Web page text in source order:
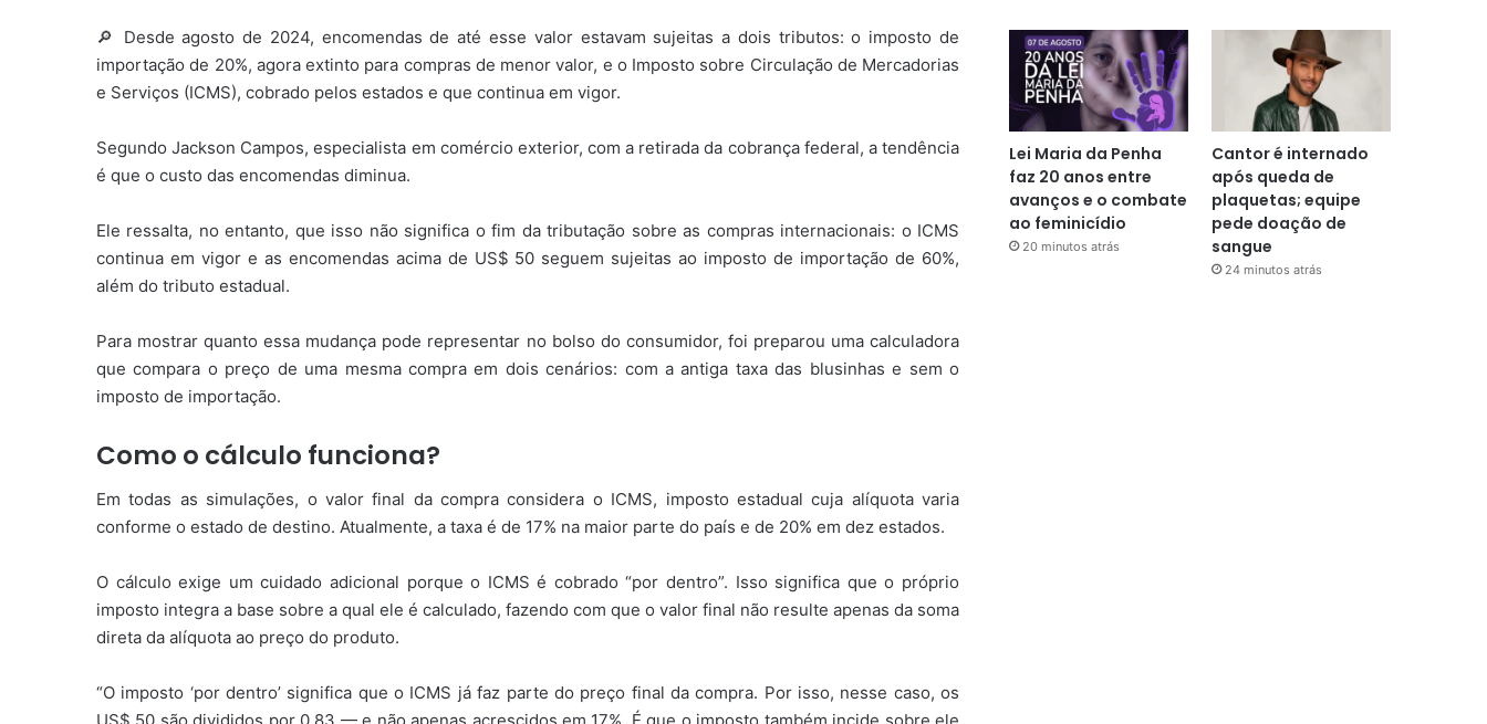
🔎 Desde agosto de 2024, encomendas de até esse valor estavam sujeitas a dois tributos: o imposto de
importação de 20%, agora extinto para compras de menor valor, e o Imposto sobre Circulação de Mercadorias
e Serviços (ICMS), cobrado pelos estados e que continua em vigor.
Segundo Jackson Campos, especialista em comércio exterior, com a retirada da cobrança federal, a tendência
é que o custo das encomendas diminua.
Ele ressalta, no entanto, que isso não significa o fim da tributação sobre as compras internacionais: o ICMS
continua em vigor e as encomendas acima de US$ 50 seguem sujeitas ao imposto de importação de 60%,
além do tributo estadual.
Para mostrar quanto essa mudança pode representar no bolso do consumidor, foi preparou uma calculadora
que compara o preço de uma mesma compra em dois cenários: com a antiga taxa das blusinhas e sem o
imposto de importação.
Como o cálculo funciona?
Em todas as simulações, o valor final da compra considera o ICMS, imposto estadual cuja alíquota varia
conforme o estado de destino. Atualmente, a taxa é de 17% na maior parte do país e de 20% em dez estados.
O cálculo exige um cuidado adicional porque o ICMS é cobrado “por dentro”. Isso significa que o próprio
imposto integra a base sobre a qual ele é calculado, fazendo com que o valor final não resulte apenas da soma
direta da alíquota ao preço do produto.
“O imposto ‘por dentro’ significa que o ICMS já faz parte do preço final da compra. Por isso, nesse caso, os
Lei Maria da Penha
faz 20 anos entre
avanços e o combate
ao feminicídio
20 minutos atrás
Cantor é internado
após queda de
plaquetas; equipe
pede doação de
sangue
24 minutos atrás